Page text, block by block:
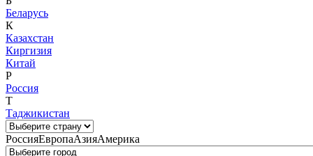
Беларусь
К
Казахстан
Киргизия
Китай
Р
Россия
Т
Таджикистан
РоссияЕвропаАзияАмерика